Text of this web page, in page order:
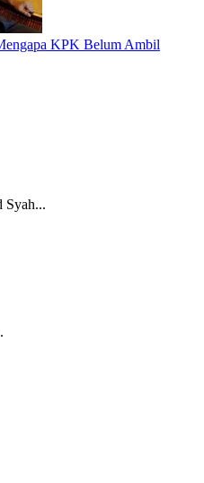
KPK Belum Ambil
Syah...